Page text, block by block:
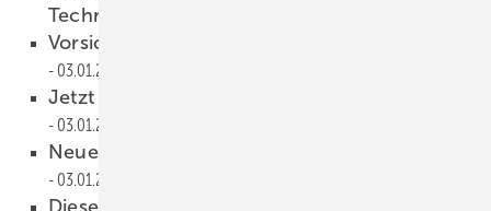
Technoform
Vorsicht vor Glaskratzern auf ESG
03.01.2023
Jetzt noch schneller montieren
03.01.2023
Neues Glasauflager für Vertikalverglasung
03.01.2023
Diese Fenster tro tzen Hitze und